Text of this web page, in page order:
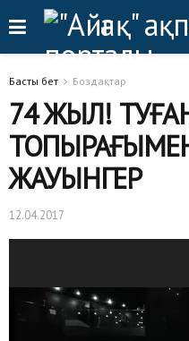
Басты бет Боздақтар
74 ЖЫЛ!
ЖАУЫНГЕР
12.04.2017